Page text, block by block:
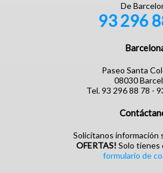
De
93 296
Paseo Santa
08030
Tel. 93 296 88 78 -
Solicítanos información
OFERTAS! Solo tienes
formulario de